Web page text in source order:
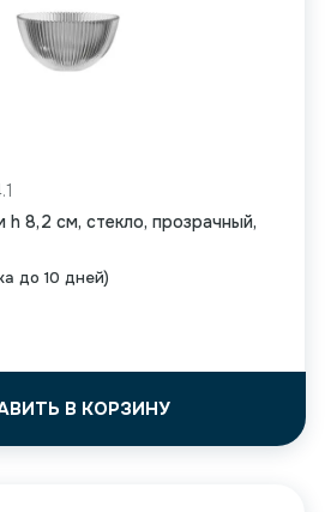
до 10 дней)
h 8,2 см, стекло, прозрачный,
В КОРЗИНУ